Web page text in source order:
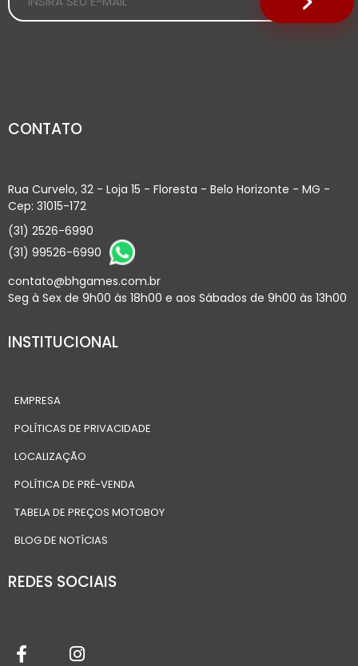
CONTATO
Rua Curvelo, 32 - Loja 15 - Floresta - Belo Horizonte - MG -
Cep: 31015-172
(31) 2526-6990
(31) 99526-6990
contato@bhgames.com.br
Seg à Sex de 9h00 às 18h00 e aos Sábados de 9h00 às 13h00
INSTITUCIONAL
EMPRESA
POLÍTICAS DE PRIVACIDADE
LOCALIZAÇÃO
POLÍTICA DE PRÉ-VENDA
TABELA DE PREÇOS MOTOBOY
BLOG DE NOTÍCIAS
REDES SOCIAIS